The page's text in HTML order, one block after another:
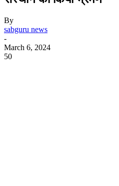
By
sabguru news
-
March 6, 2024
50